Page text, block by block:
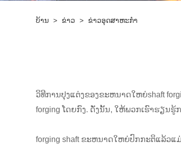
ບ້ານ > ຂ່າວ > ຂ່າວອຸດສາຫະກໍາ
ວິທີການປຸງແຕ່ງຂອງຂະຫນາດໃຫຍ່shaft
forging ໂດຍກົງ. ດັ່ງນັ້ນ, ໃຫ້ພວກເຮົາຮຽນຮູ້
forging shaft ຂະຫນາດໃຫຍ່ປົກກະຕິແລ້ວແ